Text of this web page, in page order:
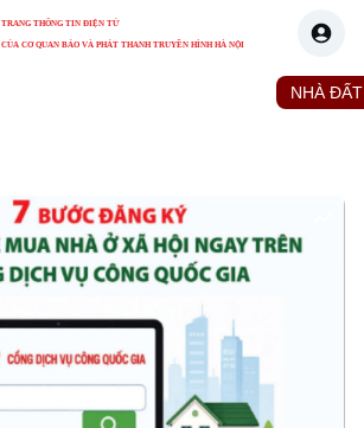
TRANG THÔNG TIN ĐIỆN TỬ
CỦA CƠ QUAN BÁO VÀ PHÁT THANH TRUYỀN HÌNH HÀ NỘI
NHÀ ĐẤT